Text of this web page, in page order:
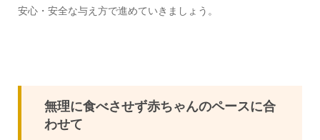
安心・安全な与え方で進めていきましょう。
無理に食べさせず赤ちゃんのペースに合
わせて